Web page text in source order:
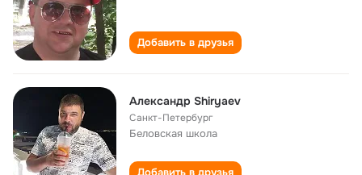
Добавить в друзья
Александр Shiryaev
Санкт-Петербург
Беловская школа
Добавить в друзья